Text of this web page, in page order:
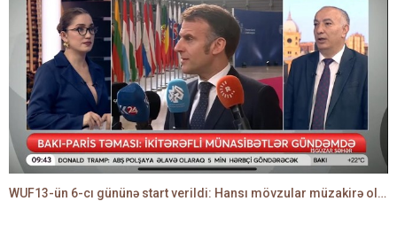
WUF13-ün 6-cı gününə start verildi: Hansı mövzular müzakirə olunacaq? -TALEH ƏLİYEV danışır